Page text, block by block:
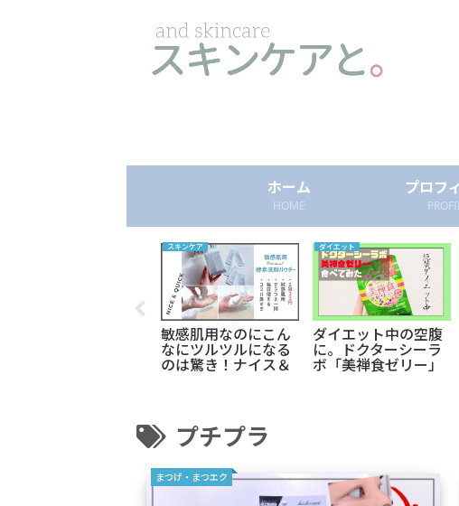
ホーム
HOME
プロフ
スキンケア
敏感肌用なのにこん
なにツルツルになる
のは驚き！ナイス＆
ダイエット
ダイエット中の空腹
に。ドクターシーラ
ボ「美禅食ゼリー」
飲んでみたのでブロ
プチプラ
まつげ・まつエク